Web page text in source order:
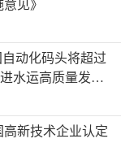
见》
动化码头将超过
水运高质量发展
新技术企业认定